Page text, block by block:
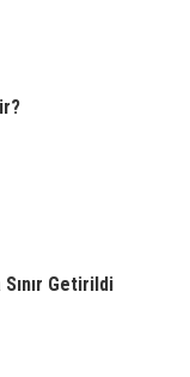
Getirildi